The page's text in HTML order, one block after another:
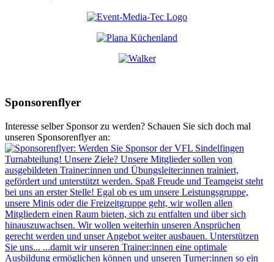
Sponsorenflyer
Interesse selber Sponsor zu werden? Schauen Sie sich doch mal
unseren Sponsorenflyer an: